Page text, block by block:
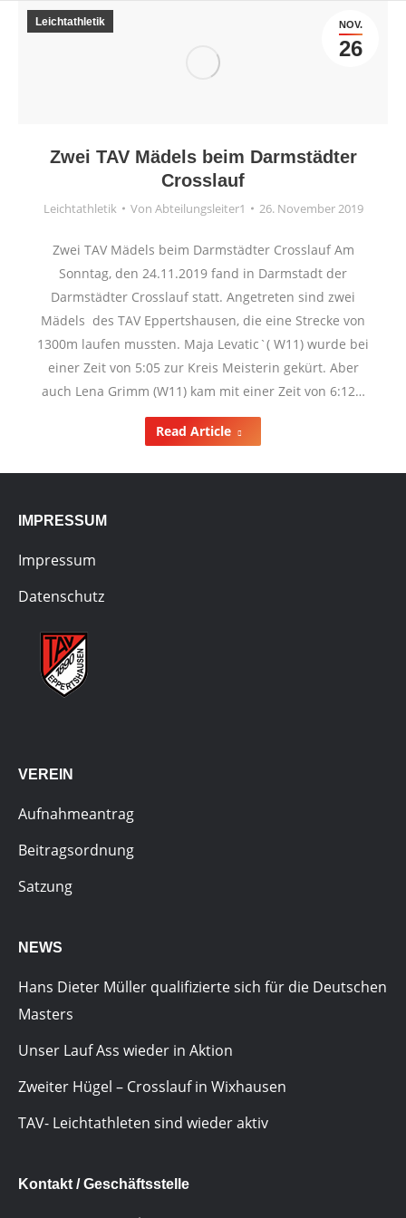
Zwei TAV Mädels beim Darmstädter
Crosslauf
Leichtathletik Von Abteilungsleiter1 26. November 2019
NOV.
26
Leichtathletik
Zwei TAV Mädels beim Darmstädter Crosslauf Am
Sonntag, den 24.11.2019 fand in Darmstadt der
Darmstädter Crosslauf statt. Angetreten sind zwei
Mädels des TAV Eppertshausen, die eine Strecke von
1300m laufen mussten. Maja Levatic`( W11) wurde bei
einer Zeit von 5:05 zur Kreis Meisterin gekürt. Aber
auch Lena Grimm (W11) kam mit einer Zeit von 6:12…
Read Article
IMPRESSUM
Impressum
Datenschutz
VEREIN
Aufnahmeantrag
Beitragsordnung
Satzung
NEWS
Hans Dieter Müller qualifizierte sich für die Deutschen
Masters
Unser Lauf Ass wieder in Aktion
Zweiter Hügel – Crosslauf in Wixhausen
TAV- Leichtathleten sind wieder aktiv
Kontakt / Geschäftsstelle